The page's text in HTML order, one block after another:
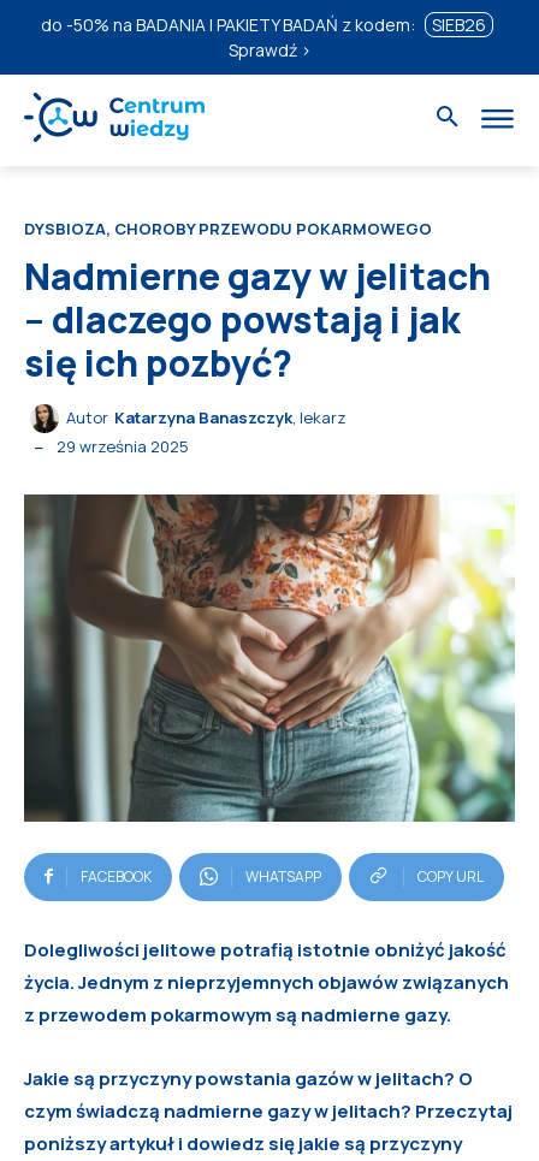
do -50% na BADANIA I PAKIETY BADAŃ z kodem:
SIEB26
Sprawdź ›
DYSBIOZA, CHOROBY PRZEWODU POKARMOWEGO
Nadmierne gazy w jelitach
– dlaczego powstają i jak
się ich pozbyć?
Autor Katarzyna Banaszczyk, lekarz
29 września 2025
FACEBOOK WHATSAPP COPY URL
Dolegliwości jelitowe potrafią istotnie obniżyć jakość
życia. Jednym z nieprzyjemnych objawów związanych
z przewodem pokarmowym są nadmierne gazy.
Jakie są przyczyny powstania gazów w jelitach? O
czym świadczą nadmierne gazy w jelitach? Przeczytaj
poniższy artykuł i dowiedz się jakie są przyczyny